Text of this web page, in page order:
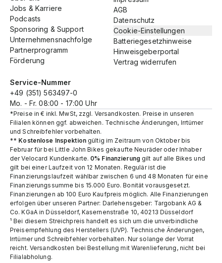
Service-Nummer
+49 (351) 563497-0
Mo. - Fr. 08:00 - 17:00 Uhr
Jobs & Karriere
Podcasts
Sponsoring & Support
Unternehmensnachfolge
Partnerprogramm
Förderung
AGB
Datenschutz
Cookie-Einstellungen
Batteriegesetzhinweise
Hinweisgeberportal
Vertrag widerrufen
*Preise in € inkl. MwSt, zzgl. Versandkosten. Preise in unseren
Filialen können ggf. abweichen. Technische Änderungen, Irrtümer
und Schreibfehler vorbehalten.
** Kostenlose Inspektiongültig im Zeitraum von Oktober bis
Februar für bei Little John Bikes gekaufte Neuräder oder Inhaber
der Velocard Kundenkarte. 0% Finanzierung gilt auf alle Bikes und
gilt bei einer Laufzeit von 12 Monaten. Regulär ist die
Finanzierungslaufzeit wählbar zwischen 6 und 48 Monaten für eine
Finanzierungssumme bis 15.000 Euro. Bonität vorausgesetzt.
Finanzierungen ab 100 Euro Kaufpreis möglich. Alle Finanzierungen
erfolgen über unseren Partner: Darlehensgeber: Targobank AG &
Co. KGaA in Düsseldorf, Kasernenstraße 10, 40213 Düsseldorf
¹ Bei diesem Streichpreis handelt es sich um die unverbindliche
Preisempfehlung des Herstellers (UVP). Technische Änderungen,
Irrtümer und Schreibfehler vorbehalten. Nur solange der Vorrat
reicht.​ Versandkosten bei Bestellung mit Warenlieferung, nicht bei
Filialabholung.